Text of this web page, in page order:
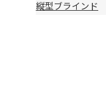
縦型ブラインド